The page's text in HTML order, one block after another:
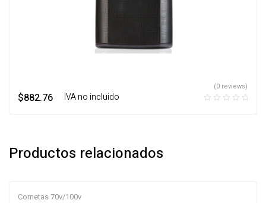
$882.76 ‎ ‎ ‎ IVA no incluido
(0 reviews)
Productos relacionados
Cornetas 70v/100v